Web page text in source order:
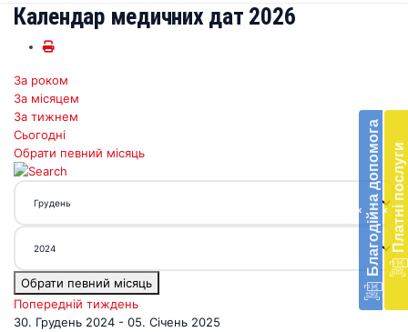
‹ Благодійна допомогав
‹ Платні послуги
Календар медичних дат 2026
За роком
За місяцем
За тижнем
Сьогодні
Обрати певний місяць
Обрати певний місяць
Попередній тиждень
30. Грудень 2024 - 05. Січень 2025